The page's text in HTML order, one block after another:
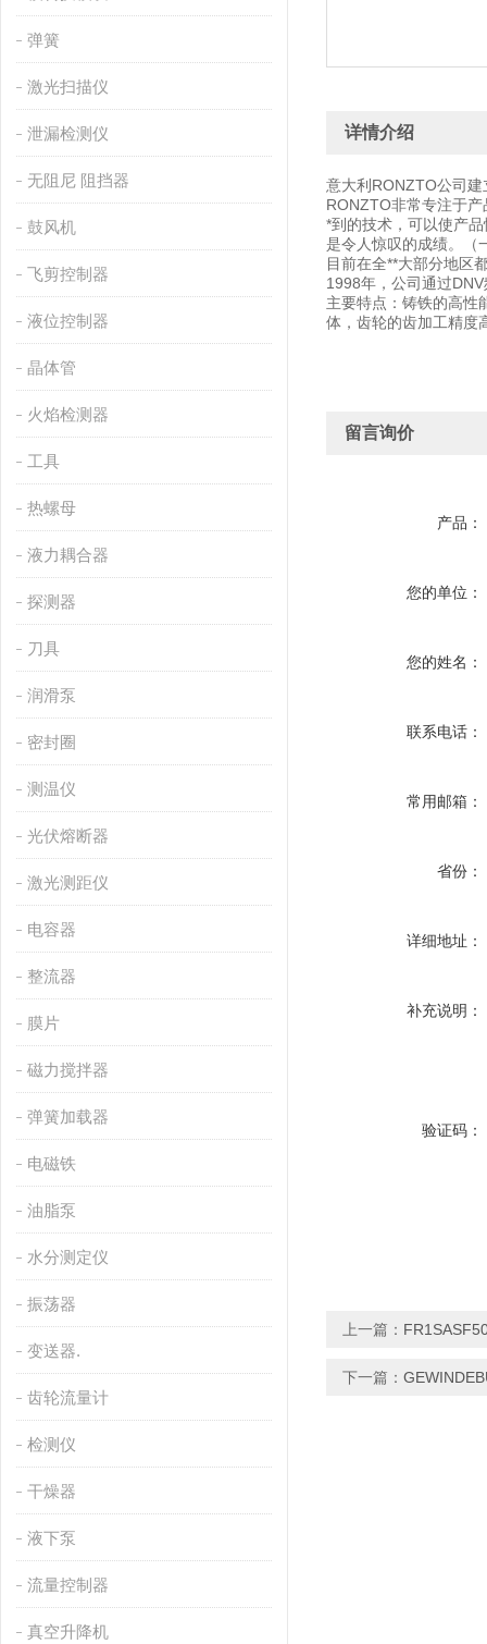
弹簧
激光扫描仪
泄漏检测仪
无阻尼 阻挡器
鼓风机
飞剪控制器
液位控制器
晶体管
火焰检测器
工具
热螺母
液力耦合器
探测器
刀具
润滑泵
密封圈
测温仪
光伏熔断器
激光测距仪
电容器
整流器
膜片
磁力搅拌器
弹簧加载器
电磁铁
油脂泵
水分测定仪
振荡器
变送器.
齿轮流量计
检测仪
干燥器
液下泵
流量控制器
真空升降机
详情介绍
意大利RONZTO公司
RONZTO非常专注于
*到的技术，可以使产
是令人惊叹的成绩。（
目前在全**大部分地区
1998年，公司通过
主要特点：铸铁的高性
体，齿轮的齿加工精度
留言询价
产品：
您的单位：
您的姓名：
联系电话：
常用邮箱：
省份：
详细地址：
补充说明：
验证码：
上一篇：
下一篇：